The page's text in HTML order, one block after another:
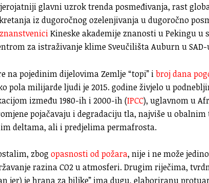
glavni uzrok trenda posmeđivanja, rast
iz dugoročnog ozelenjivanja u dugoročno
Kineske akademije znanosti u Pekingu u
za istraživanje klime Sveučilišta Auburn u SAD-
na pojedinim dijelovima Zemlje “topi” ibroj dana
pola milijarde ljudi je 2015. godine živjelo u
između 1980-ih i 2000-ih (IPCC), uglavnom u
pojačavaju i degradaciju tla, najviše u
deltama, ali i predjelima permafrosta.
zbog opasnosti od požara, nije i ne može
razina CO2 u atmosferi. Drugim riječima,
jer) je hrana za biljke” ima dugu, elaboriranu